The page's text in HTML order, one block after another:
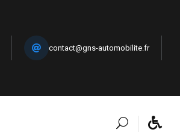
contact@gns-automobilite.fr